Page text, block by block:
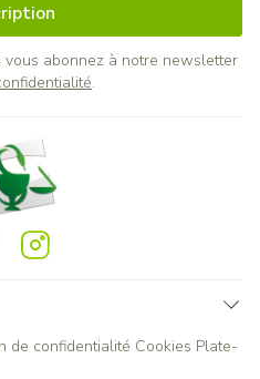
abonnez à notre newsletter
.
de confidentialité Cookies Plate-